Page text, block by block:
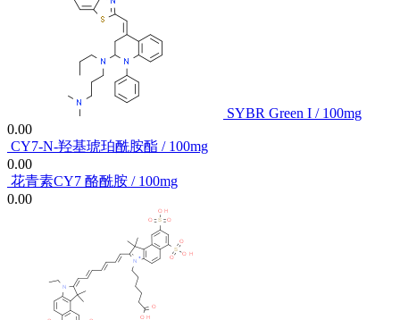
SYBR Green I / 100mg
0.00
CY7-N-羟基琥珀酰胺酯 / 100mg
0.00
花青素CY7 酪酰胺 / 100mg
0.00